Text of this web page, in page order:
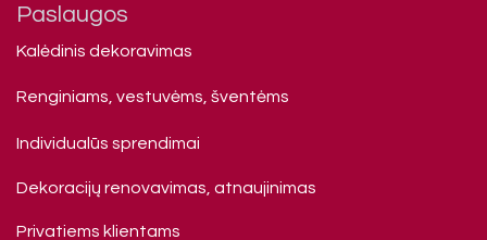
Paslaugos
Kalėdinis dekoravimas
Renginiams, vestuvėms, šventėms
Individualūs sprendimai
Dekoracijų renovavimas, atnaujinimas
Privatiems klienta​ms